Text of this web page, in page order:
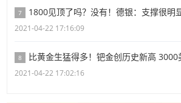
7 1800见顶了吗？没有！德银：支撑很明
2021-04-22 17:16:09
8 比黄金生猛得多！钯金创历史新高 3000
2021-04-22 17:02:16